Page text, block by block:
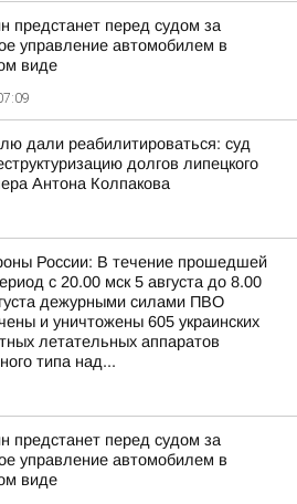
предстанет перед судом за
управление автомобилем в
виде
дали реабилитироваться: суд
долгов липецкого
Антона Колпакова
России: В течение прошедшей
с 20.00 мск 5 августа до 8.00
дежурными силами ПВО
и уничтожены 605 украинских
летательных аппаратов
типа над...
предстанет перед судом за
управление автомобилем в
виде